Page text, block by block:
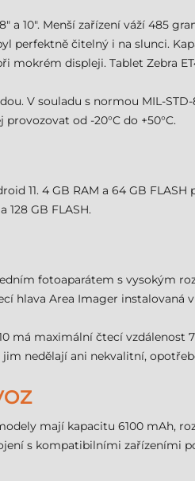
a 10". Menší zařízení váží 485
perfektně čitelný i na slunci.
mokrém displeji. Tablet Zebra
V souladu s normou MIL-
od -20°C do +50°C.
11. 4 GB RAM a 64 GB
GB FLASH.
fotoaparátem s vysokým
hlava Area Imager instalovaná
má maximální čtecí
nedělají ani nekvalitní,
mají kapacitu 6100 mAh,
s kompatibilními zařízeními